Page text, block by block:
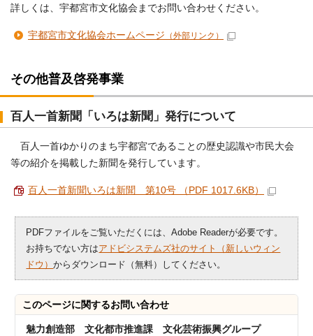
詳しくは、宇都宮市文化協会までお問い合わせください。
宇都宮市文化協会ホームページ （外部リンク）
その他普及啓発事業
百人一首新聞「いろは新聞」発行について
百人一首ゆかりのまち宇都宮であることの歴史認識や市民大会
等の紹介を掲載した新聞を発行しています。
百人一首新聞いろは新聞 第10号 （PDF 1017.6KB）
PDFファイルをご覧いただくには、Adobe Readerが必要です。
お持ちでない方はアドビシステムズ社のサイト（新しいウィン
ドウ）からダウンロード（無料）してください。
このページに関するお問い合わせ
魅力創造部 文化都市推進課 文化芸術振興グループ